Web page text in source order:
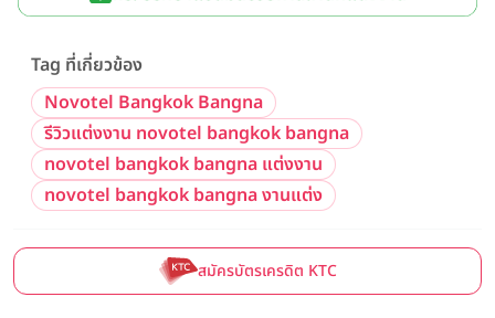
Tag ที่เกี่ยวข้อง
Novotel Bangkok Bangna
รีวิวแต่งงาน novotel bangkok bangna
novotel bangkok bangna แต่งงาน
novotel bangkok bangna งานแต่ง
สมัครบัตรเครดิต KTC